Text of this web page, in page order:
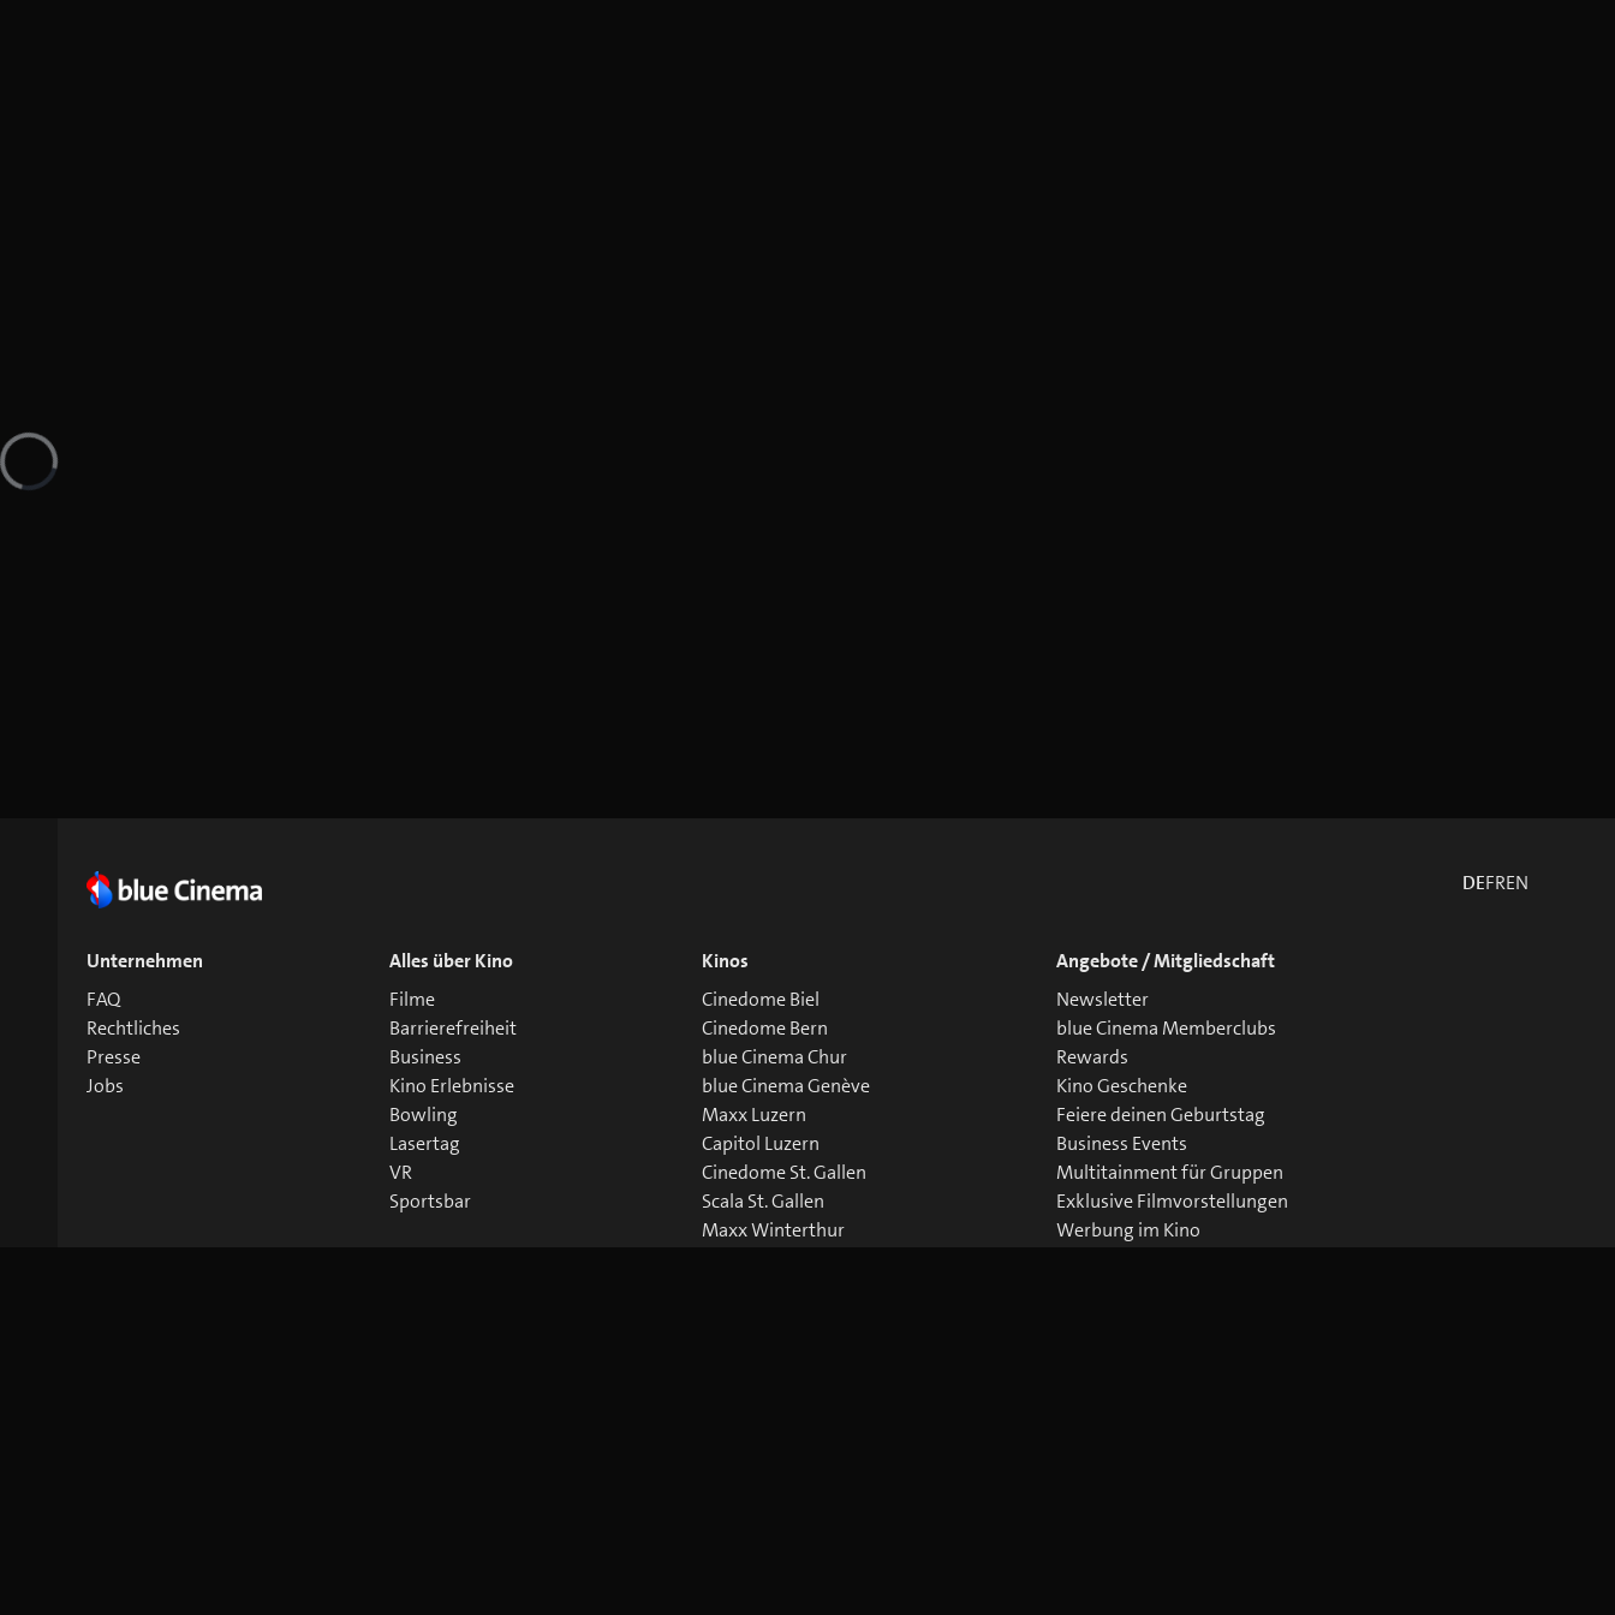
DEFREN
Unternehmen
FAQ
Rechtliches
Presse
Jobs
Alles über Kino
Filme
Barrierefreiheit
Business
Kino Erlebnisse
Bowling
Lasertag
VR
Sportsbar
Kinos
Cinedome Biel
Cinedome Bern
blue Cinema Chur
blue Cinema Genève
Maxx Luzern
Capitol Luzern
Cinedome St. Gallen
Scala St. Gallen
Maxx Winterthur
Angebote / Mitgliedschaft
Newsletter
blue Cinema Memberclubs
Rewards
Kino Geschenke
Feiere deinen Geburtstag
Business Events
Multitainment für Gruppen
Exklusive Filmvorstellungen
Werbung im Kino